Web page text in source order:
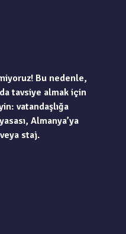
Bu nedenle,
tavsiye almak için
vatandaşlığa
Almanya’ya
staj.